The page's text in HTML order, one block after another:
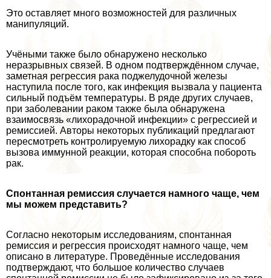
Это оставляет много возможностей для различных
манипуляций.
Учёными также было обнаружено несколько
неразрывных связей. В одном подтверждённом случае,
заметная регрессия paка поджелудочной железы
наступила после того, как инфекция вызвала у пациента
сильный подъём температуры. В ряде других случаев,
при заболевании paком также была обнаружена
взаимосвязь «лихорадочной инфекции» с регрессией и
ремиссией. Авторы некоторых публикаций предлагают
пересмотреть контролируемую лихорадку как способ
вызова иммунной реакции, которая способна побороть
paк.
Спонтанная ремиссия случается намного чаще, чем
мы можем представить?
Согласно некоторым исследованиям, спонтанная
ремиссия и регрессия происходят намного чаще, чем
описано в литературе. Проведённые исследования
подтверждают, что большое количество случаев